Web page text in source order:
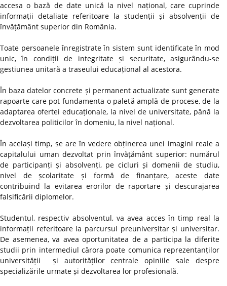
accesa o bază de date unică la nivel național, care cuprinde
informații detaliate referitoare la studenții și absolvenții de
învățământ superior din România.
Toate persoanele înregistrate în sistem sunt identificate în mod
unic, în condiții de integritate și securitate, asigurându-se
gestiunea unitară a traseului educațional al acestora.
În baza datelor concrete și permanent actualizate sunt generate
rapoarte care pot fundamenta o paletă amplă de procese, de la
adaptarea ofertei educaționale, la nivel de universitate, până la
dezvoltarea politicilor în domeniu, la nivel național.
În același timp, se are în vedere obținerea unei imagini reale a
capitalului uman dezvoltat prin învățământ superior: numărul
de participanți și absolvenți, pe cicluri și domenii de studiu,
nivel de școlaritate și formă de finanțare, aceste date
contribuind la evitarea erorilor de raportare și descurajarea
falsificării diplomelor.
Studentul, respectiv absolventul, va avea acces în timp real la
informații referitoare la parcursul preuniversitar și universitar.
De asemenea, va avea oportunitatea de a participa la diferite
studii prin intermediul cărora poate comunica reprezentanților
universității și autorităților centrale opiniile sale despre
specializările urmate și dezvoltarea lor profesională.